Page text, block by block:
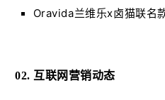
Oravida兰维乐x卤猫联名
02. 互联网营销动态